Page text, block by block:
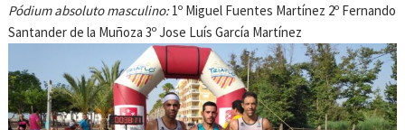
Pódium absoluto masculino:1º Miguel Fuentes Martínez 2º Fernando
Santander de la Muñoza 3º Jose Luís García Martínez